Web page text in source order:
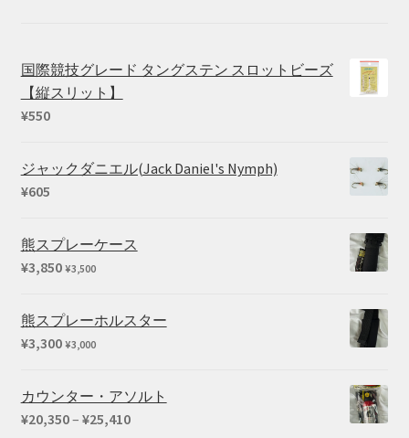
国際競技グレード タングステン スロットビーズ
【縦スリット】
¥550
ジャックダニエル(Jack Daniel's Nymph)
¥605
熊スプレーケース
¥3,850 ¥3,500
熊スプレーホルスター
¥3,300 ¥3,000
カウンター・アソルト
¥20,350– ¥25,410価